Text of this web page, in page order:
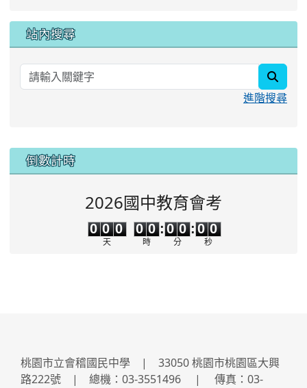
站內搜尋
進階搜尋
::: 倒數計時
2026國中教育會考
0 0 0
天
0
0
0
0
時
:
0
0
0
0
分
:
0
0
0
0
秒
桃園市立會稽國民中學 | 33050 桃園市桃園區大興
路222號 | 總機：03-3551496 | 傳真：03-